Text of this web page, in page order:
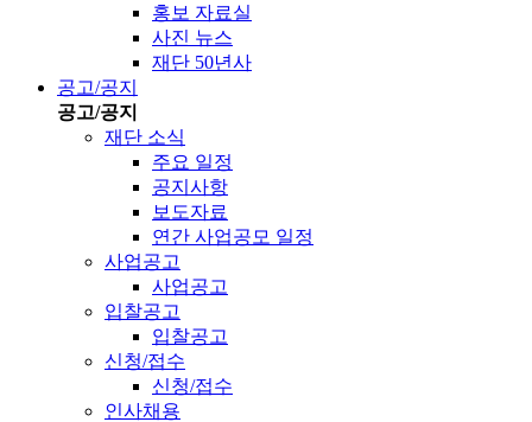
홍보 자료실
사진 뉴스
재단 50년사
공고/공지
공고/공지
재단 소식
주요 일정
공지사항
보도자료
연간 사업공모 일정
사업공고
사업공고
입찰공고
입찰공고
신청/접수
신청/접수
인사채용